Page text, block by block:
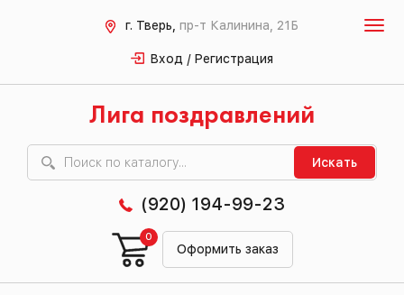
г. Тверь, пр-т Калинина, 21Б
Вход / Регистрация
Лига поздравлений
Искать
(920) 194-99-23
Оформить заказ
0